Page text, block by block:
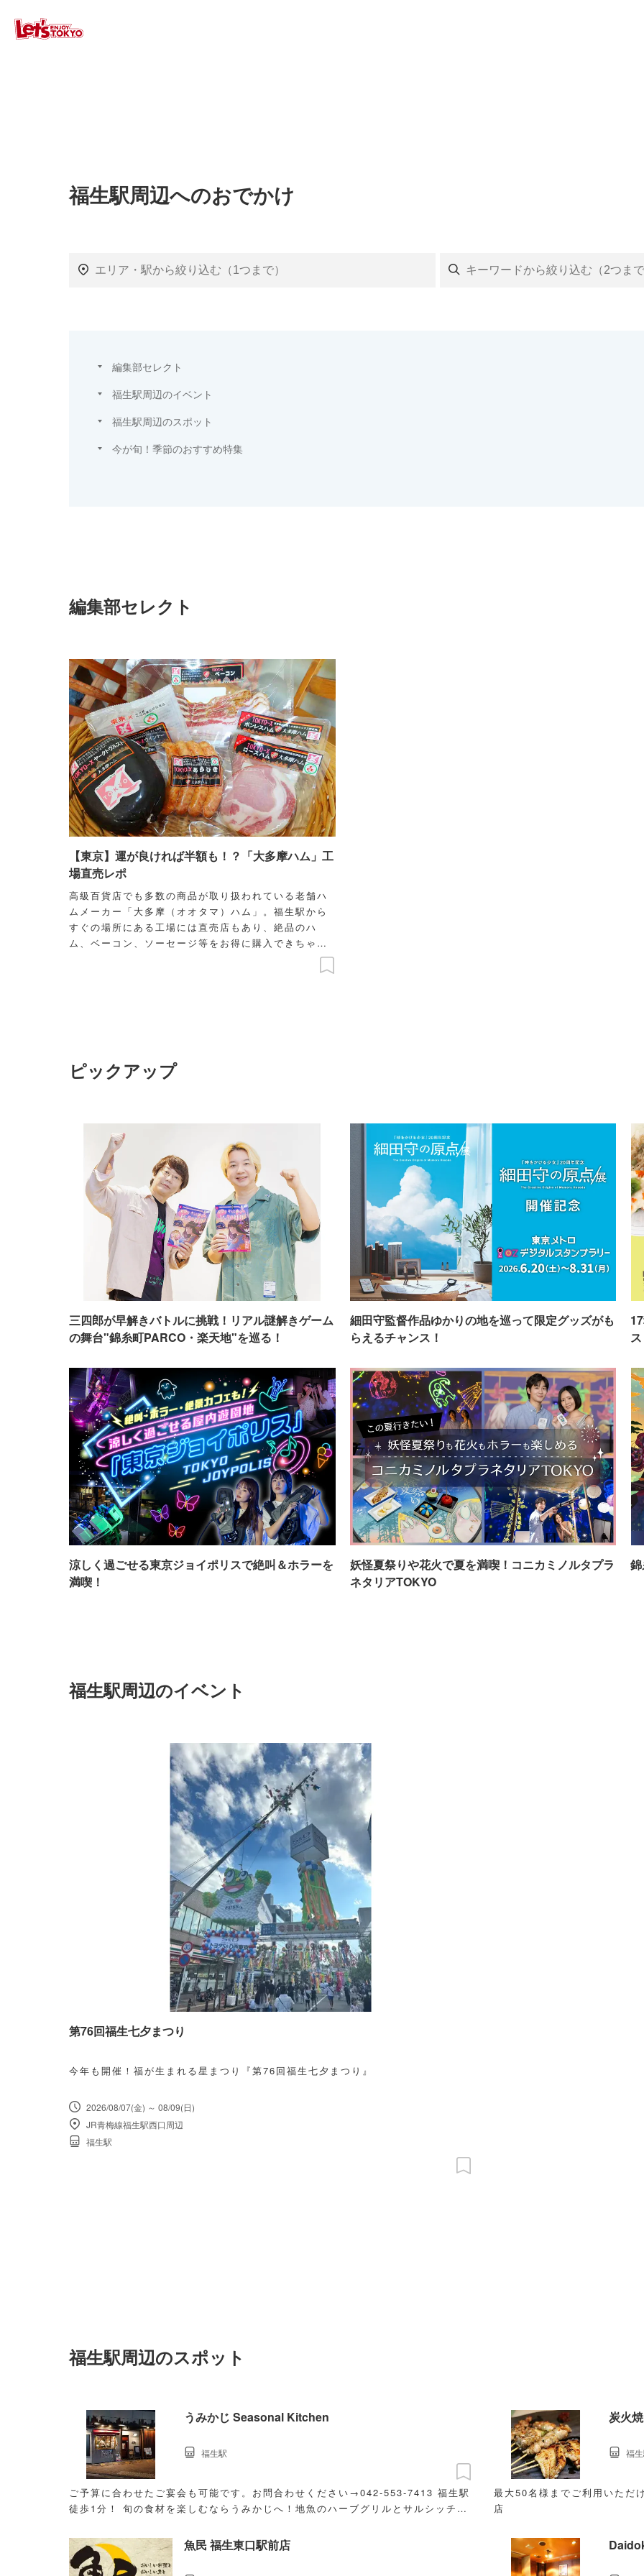
福生駅周辺へのおでかけ
編集部セレクト
福生駅周辺のイベント
福生駅周辺のスポット
今が旬！季節のおすすめ特集
編集部セレクト
【東京】運が良ければ半額も！？「大多摩ハム」工
場直売レポ
高級百貨店でも多数の商品が取り扱われている老舗ハ
ムメーカー「大多摩（オオタマ）ハム」。福生駅から
すぐの場所にある工場には直売店もあり、絶品のハ
ム、ベーコン、ソーセージ等をお得に購入できちゃい
ます♪さらに併設レストランでは、自社製品を使った
ピックアップ
三四郎が早解きバトルに挑戦！リアル謎解きゲーム
の舞台"錦糸町PARCO・楽天地"を巡る！
細田守監督作品ゆかりの地を巡って限定グッズがも
らえるチャンス！
涼しく過ごせる東京ジョイポリスで絶叫＆ホラーを
満喫！
妖怪夏祭りや花火で夏を満喫！コニカミノルタプラ
ネタリアTOKYO
福生駅周辺のイベント
第76回福生七夕まつり
今年も開催！福が生まれる星まつり『第76回福生七夕まつり』
2026/08/07(金) ～ 08/09(日)
JR青梅線福生駅西口周辺
福生駅
福生駅周辺のスポット
うみかじ Seasonal Kitchen
ご予算に合わせたご宴会も可能です。お問合わせください→042-553-7413 福生駅
徒歩1分！ 旬の食材を楽しむならうみかじへ！地魚のハーブグリルとサルシッチャ
福生駅
炭火
最大50名様までご利用いただ
店
福
魚民 福生東口駅前店